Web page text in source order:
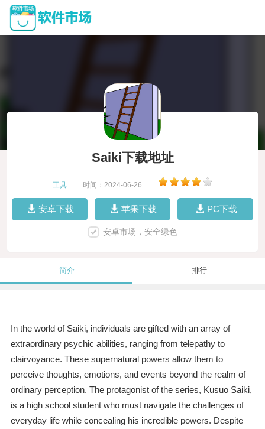
Saiki下载地址
工具 时间：2024-06-26
安卓下载 苹果下载 PC下载
安卓市场，安全绿色
简介 排行
In the world of Saiki, individuals are gifted with an array of
extraordinary psychic abilities, ranging from telepathy to
clairvoyance. These supernatural powers allow them to
perceive thoughts, emotions, and events beyond the realm of
ordinary perception. The protagonist of the series, Kusuo Saiki,
is a high school student who must navigate the challenges of
everyday life while concealing his incredible powers. Despite